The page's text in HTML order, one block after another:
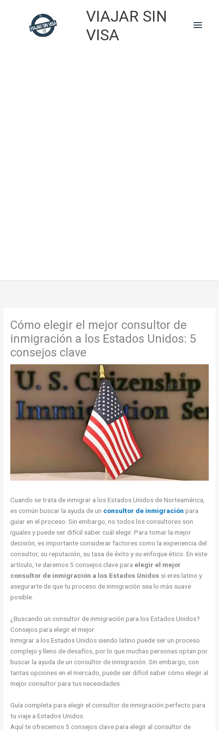
VIAJAR SIN
VISA
Main
Cómo elegir el mejor consultor de
inmigración a los Estados Unidos: 5
consejos clave
Cuando se trata de inmigrar a los Estados Unidos de Norteamérica,
es común buscar la ayuda de un consultor de inmigración para
guiar en el proceso. Sin embargo, no todos los consultores son
iguales y puede ser difícil saber cuál elegir. Para tomar la mejor
decisión, es importante considerar factores como la experiencia del
consultor, su reputación, su tasa de éxito y su enfoque ético. En este
artículo, te daremos 5 consejos clave para elegir el mejor
consultor de inmigración a los Estados Unidos si eres latino y
asegurarte de que tu proceso de inmigración sea lo más suave
posible.
¿Buscando un consultor de inmigración para los Estados Unidos?
Consejos para elegir el mejor
Inmigrar a los Estados Unidos siendo latino puede ser un proceso
complejo y lleno de desafíos, por lo que muchas personas optan por
buscar la ayuda de un consultor de inmigración. Sin embargo, con
tantas opciones en el mercado, puede ser difícil saber cómo elegir al
mejor consultor para tus necesidades.
Guía completa para elegir el consultor de inmigración perfecto para
tu viaje a Estados Unidos
Aquí te ofrecemos 5 consejos clave para elegir al consultor de